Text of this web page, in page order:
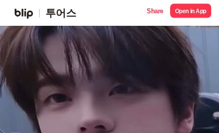
투어스 Share Open in App